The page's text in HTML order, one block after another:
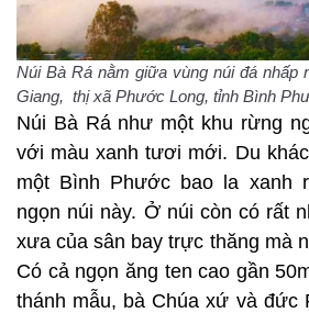
Núi Bà Rá nằm giữa vùng núi đá nhấp
Giang, thị xã Phước Long, tỉnh Bình
Núi Bà Rá như một khu rừng
với màu xanh tươi mới. Du
một Bình Phước bao la xanh
ngọn núi này. Ở núi còn có rất
xưa của sân bay trực thăng mà
Có cả ngọn ăng ten cao gần
thánh mẫu, bà Chúa xứ và đức